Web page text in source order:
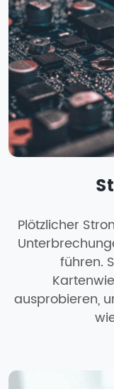
Plötzlicher
führen.
ausprobieren,